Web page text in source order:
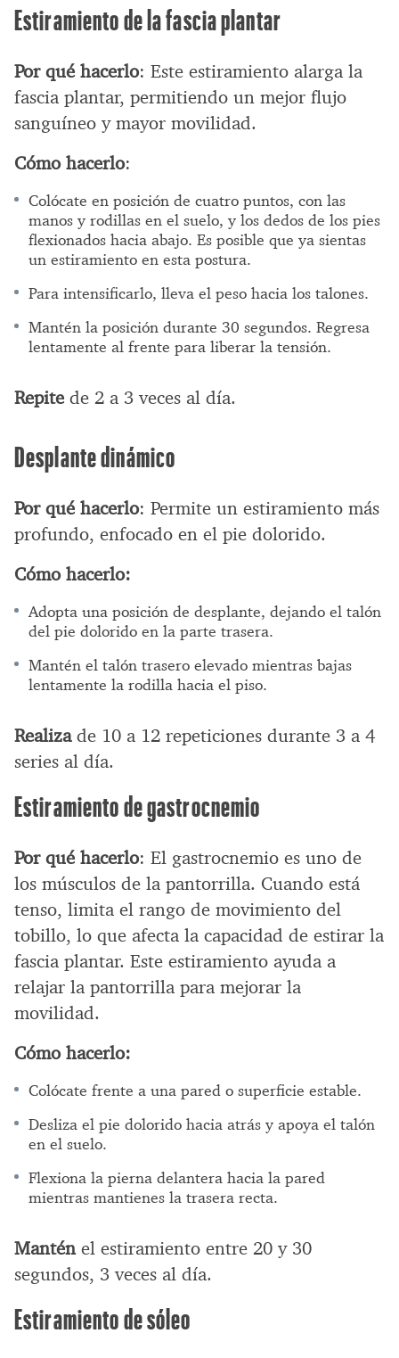
Estiramiento de la fascia plantar
Por qué hacerlo: Este estiramiento alarga la
fascia plantar, permitiendo un mejor flujo
sanguíneo y mayor movilidad.
Cómo hacerlo:
Colócate en posición de cuatro puntos, con las
manos y rodillas en el suelo, y los dedos de los pies
flexionados hacia abajo. Es posible que ya sientas
un estiramiento en esta postura.
Para intensificarlo, lleva el peso hacia los talones.
Mantén la posición durante 30 segundos. Regresa
lentamente al frente para liberar la tensión.
Repite de 2 a 3 veces al día.
Desplante dinámico
Por qué hacerlo: Permite un estiramiento más
profundo, enfocado en el pie dolorido.
Cómo hacerlo:
Adopta una posición de desplante, dejando el talón
del pie dolorido en la parte trasera.
Mantén el talón trasero elevado mientras bajas
lentamente la rodilla hacia el piso.
Realizade 10 a 12 repeticiones durante 3 a 4
series al día.
Estiramiento de gastrocnemio
Por qué hacerlo: El gastrocnemio es uno de
los músculos de la pantorrilla. Cuando está
tenso, limita el rango de movimiento del
tobillo, lo que afecta la capacidad de estirar la
fascia plantar. Este estiramiento ayuda a
relajar la pantorrilla para mejorar la
movilidad.
Cómo hacerlo:
Colócate frente a una pared o superficie estable.
Desliza el pie dolorido hacia atrás y apoya el talón
en el suelo.
Flexiona la pierna delantera hacia la pared
mientras mantienes la trasera recta.
Manténel estiramiento entre 20 y 30
segundos, 3 veces al día.
Estiramiento de sóleo